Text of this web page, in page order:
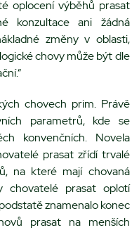
oplocení výběhů prasat
konzultace ani žádná
změny v oblasti,
chovy může být dle
chovech prim. Právě
parametrů, kde se
konvenčních. Novela
prasat zřídí trvalé
na které mají chovaná
chovatelé prasat oplotí
znamenalo konec
prasat na menších